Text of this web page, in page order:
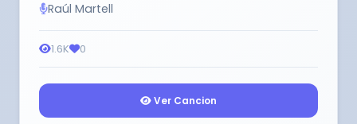
Raúl Martell
1.6K 0
Ver Cancion